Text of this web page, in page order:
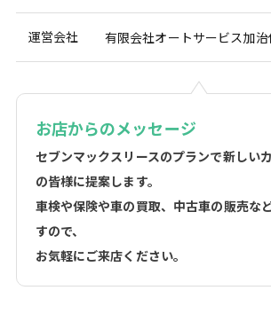
運営会社 有限会社オートサービス加
お店からのメッセージ
セブンマックスリースのプランで新しい
の皆様に提案します。
車検や保険や車の買取、中古車の販売な
すので、
お気軽にご来店ください。